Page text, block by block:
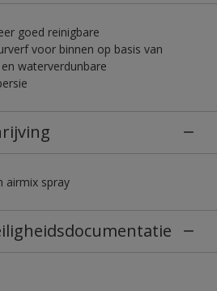
goed reinigbare
voor binnen op basis van
waterverdunbare
airmix spray